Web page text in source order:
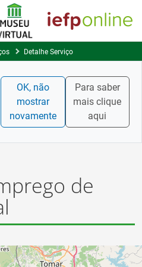
Detalhe Serviço
OK, não
mostrar
novamente
Para saber
mais clique
aqui
de